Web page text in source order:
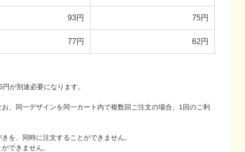
93円 75円
77円 62円
が別途必要になります。
、同一デザインを同一カート内で複数回ご注文の場合、1回のご利
を、同時に注文することができません。
できません。